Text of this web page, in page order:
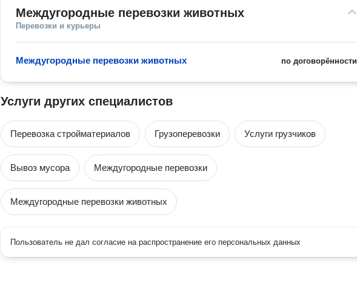
Междугородные перевозки животных
Перевозки и курьеры
по договорённости
Междугородные перевозки животных
Услуги других специалистов
Перевозка стройматериалов Грузоперевозки Услуги грузчиков
Вывоз мусора Междугородные перевозки
Междугородные перевозки животных
Пользователь не дал согласие на распространение его персональных данных